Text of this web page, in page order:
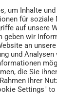
angefeindet.
Staus durch
und
allerdings,
organisiert
Taxiverkehr
um Inhalte
für soziale
auf unsere
geben wir
an
und Analysen
die Sie
Ihrer
Settings" to